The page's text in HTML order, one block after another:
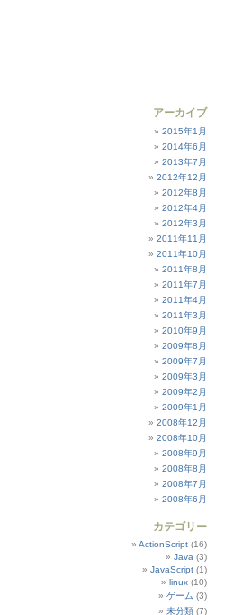
アーカイブ
2015年1月
2014年6月
2013年7月
2012年12月
2012年8月
2012年4月
2012年3月
2011年11月
2011年10月
2011年8月
2011年7月
2011年4月
2011年3月
2010年9月
2009年8月
2009年7月
2009年3月
2009年2月
2009年1月
2008年12月
2008年10月
2008年9月
2008年8月
2008年7月
2008年6月
カテゴリー
ActionScript (16)
Java (3)
JavaScript (1)
linux (10)
ゲーム (3)
未分類 (7)